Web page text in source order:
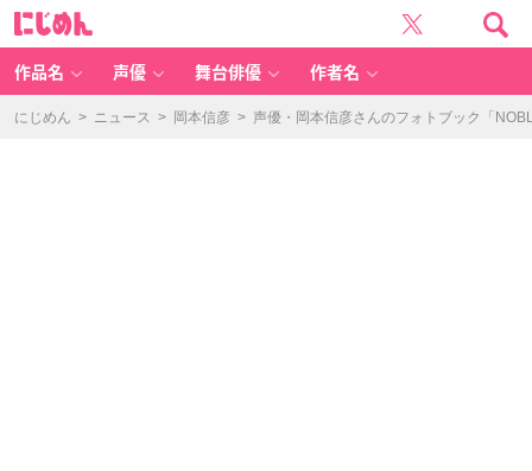
フ
ッ
(仮)」
作品名 声優 舞台俳優 作者名
にじめん > ニュース > 岡本信彦 > 声優・岡本信彦さんのフォトブック「